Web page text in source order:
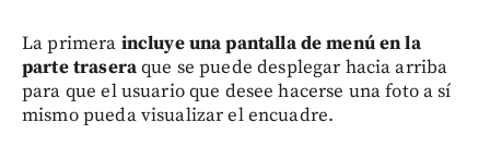
La primera incluye una pantalla de menú en la
parte traseraque se puede desplegar hacia arriba
para que el usuario que desee hacerse una foto a sí
mismo pueda visualizar el encuadre.